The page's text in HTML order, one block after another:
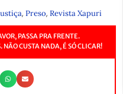
, Preso, Revista Xapuri
PASSA PRA FRENTE.
NÃO CUSTA NADA, É SÓ CLICAR!